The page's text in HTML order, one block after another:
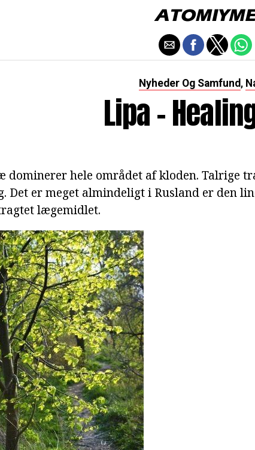
Nyheder Og Samfund,
Lipa -
dominerer hele området af kloden. Talrige
Det er meget almindeligt i Rusland er den
lægemidlet.